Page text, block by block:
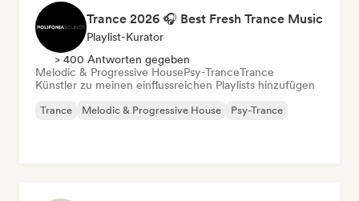
Trance 2026 🎧 Best Fresh Trance Music
Playlist-Kurator
> 400 Antworten gegeben
Melodic & Progressive HousePsy-TranceTrance
Künstler zu meinen einflussreichen Playlists hinzufügen
Trance Melodic & Progressive House Psy-Trance